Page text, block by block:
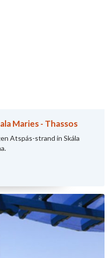
Maries - Thassos
Atspás-strand in Skála